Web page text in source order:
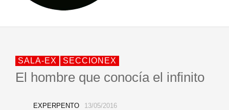
SALA-EX SECCIONEX
El hombre que conocía el infinito
EXPERPENTO 13/05/2016